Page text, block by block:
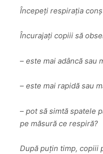
Începeți respirația
Încurajați copiii să
– este mai adâncă sau
– este mai rapidă sau
– pot să simtă spatele
pe măsură ce respiră?
După puțin timp, copiii